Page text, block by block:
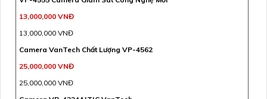
13,000,000 VNĐ
13,000,000 VNĐ
Camera VanTech Chất Lượng VP-4562
25,000,000 VNĐ
25,000,000 VNĐ